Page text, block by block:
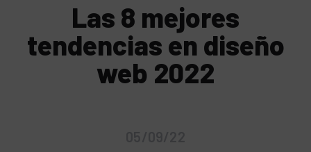
Las 8 mejores
tendencias en diseño
web 2022